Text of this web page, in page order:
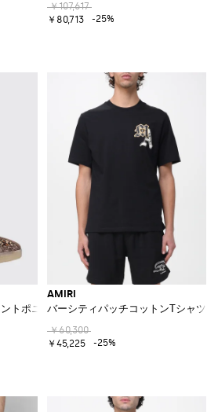
￥107,617
￥80,713
-25%
トポニーヘアグリッタースニーカー
AMIRI
バーシティパッチコットンTシャツ
￥60,300
￥45,225
-25%